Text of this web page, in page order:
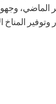
وتوفير المناخ